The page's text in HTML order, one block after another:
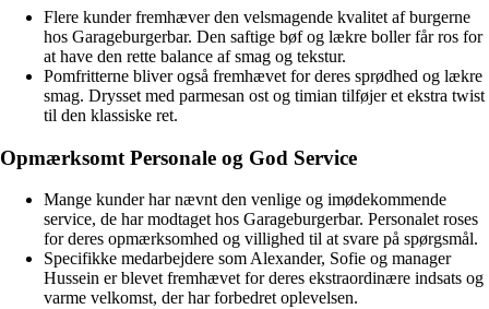
Flere kunder fremhæver den velsmagende kvalitet af burgerne
hos Garageburgerbar. Den saftige bøf og lækre boller får ros for
at have den rette balance af smag og tekstur.
Pomfritterne bliver også fremhævet for deres sprødhed og lækre
smag. Drysset med parmesan ost og timian tilføjer et ekstra twist
til den klassiske ret.
Opmærksomt Personale og God Service
Mange kunder har nævnt den venlige og imødekommende
service, de har modtaget hos Garageburgerbar. Personalet roses
for deres opmærksomhed og villighed til at svare på spørgsmål.
Specifikke medarbejdere som Alexander, Sofie og manager
Hussein er blevet fremhævet for deres ekstraordinære indsats og
varme velkomst, der har forbedret oplevelsen.